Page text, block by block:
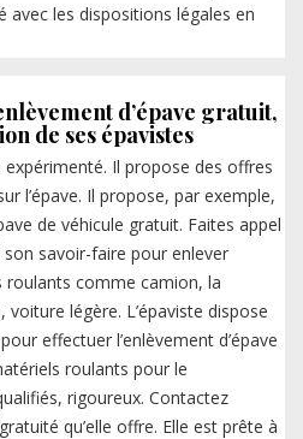
les dispositions légales en
d’épave gratuit,
de ses épavistes
Il propose des offres
l’épave. Il propose, par exemple,
de véhicule gratuit. Faites appel
savoir-faire pour enlever
roulants comme camion, la
légère. L’épaviste dispose
effectuer l’enlèvement d’épave
roulants pour le
rigoureux. Contactez
qu’elle offre. Elle est prête à